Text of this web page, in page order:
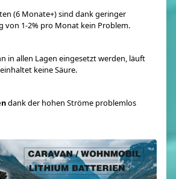
(6 Monate+) sind dank geringer
von 1-2% pro Monat kein Problem.
in allen Lagen eingesetzt werden, läuft
keine Säure.
dank der hohen Ströme problemlos